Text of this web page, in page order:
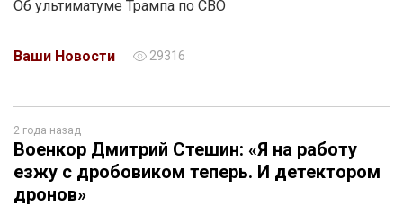
Об ультиматуме Трампа по СВО
Ваши Новости 29316
2 года назад
Военкор Дмитрий Стешин: «Я на работу
езжу с дробовиком теперь. И детектором
дронов»